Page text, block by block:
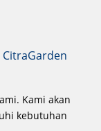
Kami akan
kebutuhan